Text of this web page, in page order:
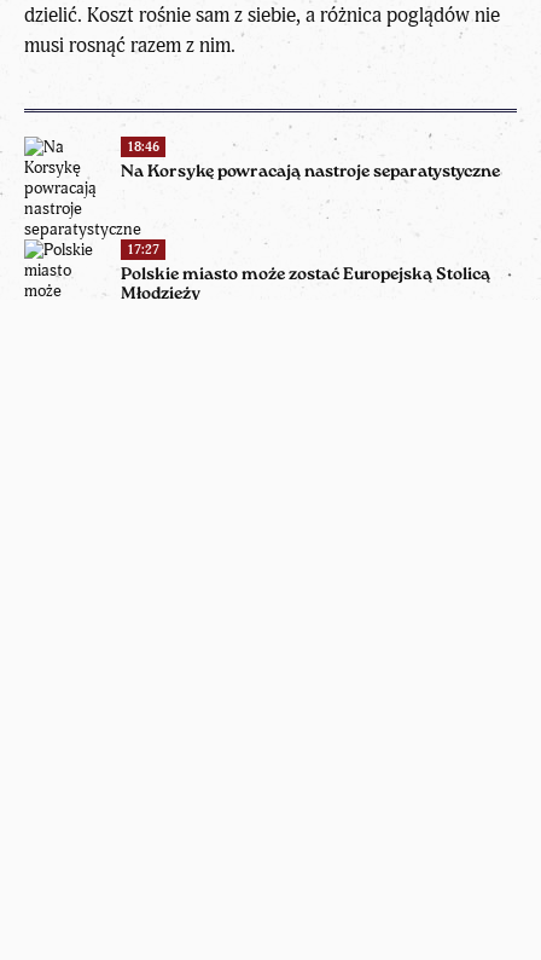
18:46
Na Korsykę powracają nastroje separatystyczne
17:27
Polskie miasto może zostać Europejską Stolicą
Młodzieży
dzielić. Koszt rośnie sam z siebie, a różnica poglądów nie
musi rosnąć razem z nim.